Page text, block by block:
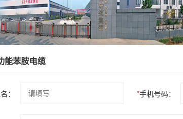
能苯胺电缆
： *手机号码：